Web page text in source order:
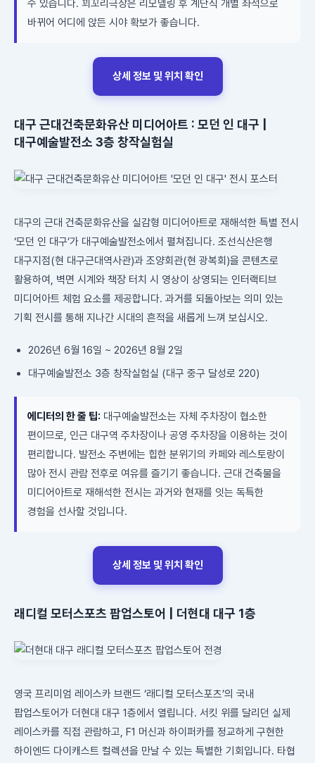
수 있습니다. 꾀꼬리극장은 리모델링 후 계단식 개별 좌석으로
바뀌어 어디에 앉든 시야 확보가 좋습니다.
상세 정보 및 위치 확인
대구 근대건축문화유산 미디어아트 : 모던 인 대구 |
대구예술발전소 3층 창작실험실
대구의 근대 건축문화유산을 실감형 미디어아트로 재해석한 특별 전시
‘모던 인 대구’가 대구예술발전소에서 펼쳐집니다. 조선식산은행
대구지점(현 대구근대역사관)과 조양회관(현 광복회)을 콘텐츠로
활용하여, 벽면 시계와 책장 터치 시 영상이 상영되는 인터랙티브
미디어아트 체험 요소를 제공합니다. 과거를 되돌아보는 의미 있는
기획 전시를 통해 지나간 시대의 흔적을 새롭게 느껴 보십시오.
2026년 6월 16일 ~ 2026년 8월 2일
대구예술발전소 3층 창작실험실 (대구 중구 달성로 220)
에디터의 한 줄 팁: 대구예술발전소는 자체 주차장이 협소한
편이므로, 인근 대구역 주차장이나 공영 주차장을 이용하는 것이
편리합니다. 발전소 주변에는 힙한 분위기의 카페와 레스토랑이
많아 전시 관람 전후로 여유를 즐기기 좋습니다. 근대 건축물을
미디어아트로 재해석한 전시는 과거와 현재를 잇는 독특한
경험을 선사할 것입니다.
상세 정보 및 위치 확인
래디컬 모터스포츠 팝업스토어 | 더현대 대구 1층
영국 프리미엄 레이스카 브랜드 ‘래디컬 모터스포츠’의 국내
팝업스토어가 더현대 대구 1층에서 열립니다. 서킷 위를 달리던 실제
레이스카를 직접 관람하고, F1 머신과 하이퍼카를 정교하게 구현한
하이엔드 다이캐스트 컬렉션을 만날 수 있는 특별한 기회입니다. 타협